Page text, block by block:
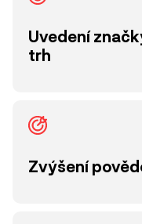
Uvedení
trh
Zvýšení